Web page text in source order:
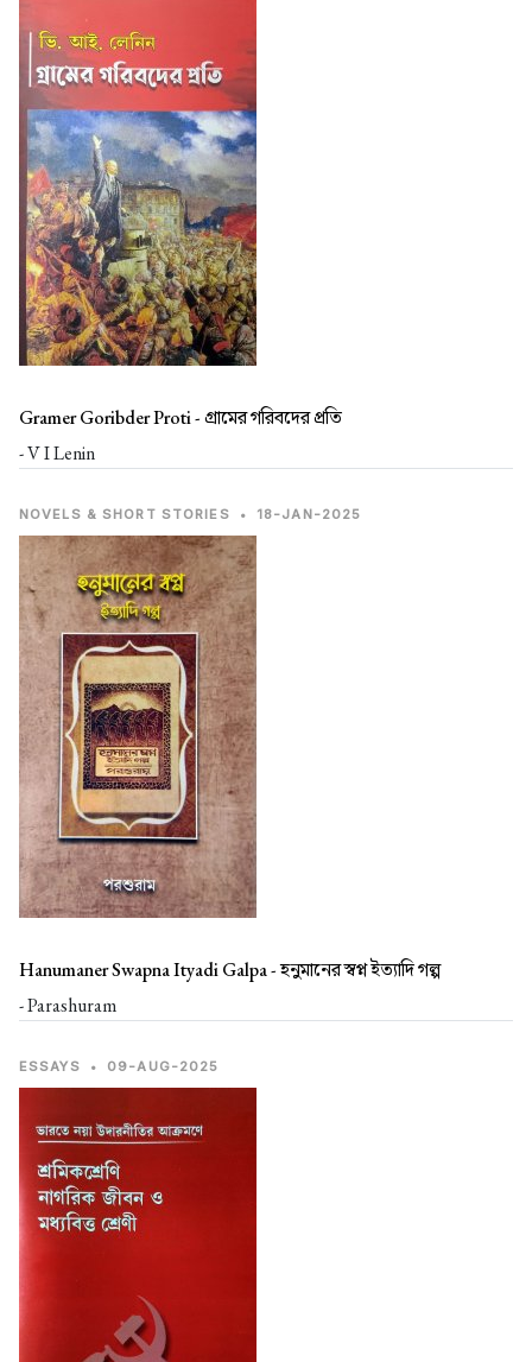
Gramer Goribder Proti -গ্রামের গরিবদের প্রতি
- V I Lenin
NOVELS & SHORT STORIES • 18-JAN-2025
Hanumaner Swapna Ityadi Galpa -হনুমানের স্বপ্ন ইত্যাদি গল্প
- Parashuram
ESSAYS • 09-AUG-2025